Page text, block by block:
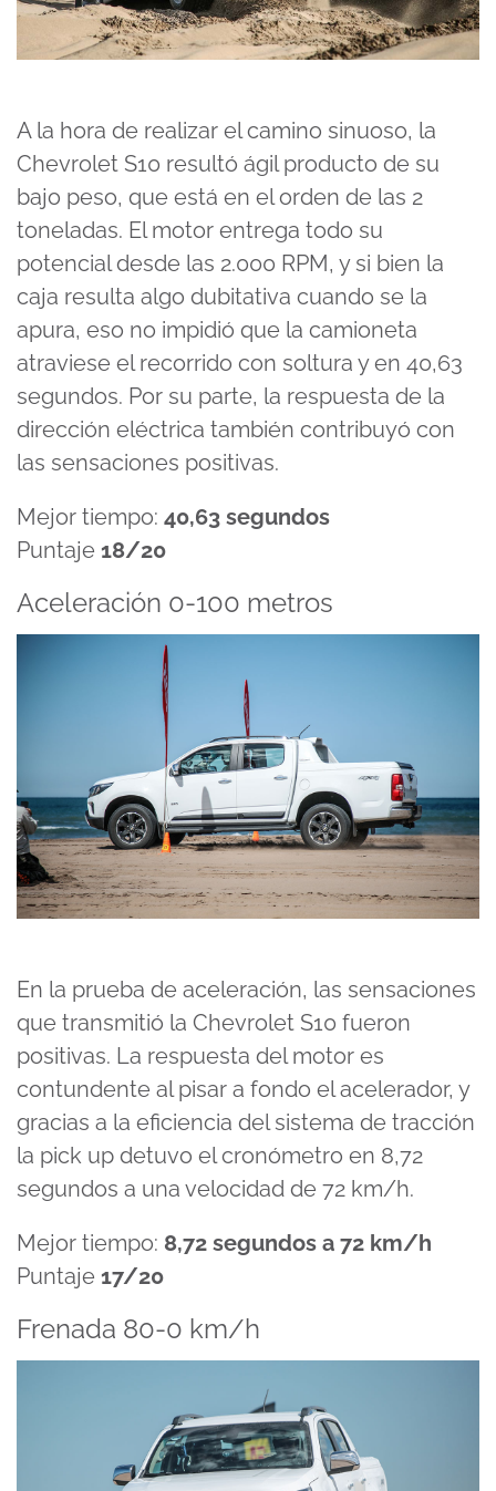
A la hora de realizar el camino sinuoso, la
Chevrolet S10 resultó ágil producto de su
bajo peso, que está en el orden de las 2
toneladas. El motor entrega todo su
potencial desde las 2.000 RPM, y si bien la
caja resulta algo dubitativa cuando se la
apura, eso no impidió que la camioneta
atraviese el recorrido con soltura y en 40,63
segundos. Por su parte, la respuesta de la
dirección eléctrica también contribuyó con
las sensaciones positivas.
Mejor tiempo: 40,63 segundos
Puntaje 18/20
Aceleración 0-100 metros
En la prueba de aceleración, las sensaciones
que transmitió la Chevrolet S10 fueron
positivas. La respuesta del motor es
contundente al pisar a fondo el acelerador, y
gracias a la eficiencia del sistema de tracción
la pick up detuvo el cronómetro en 8,72
segundos a una velocidad de 72 km/h.
Mejor tiempo: 8,72 segundos a 72 km/h
Puntaje 17/20
Frenada 80-0 km/h